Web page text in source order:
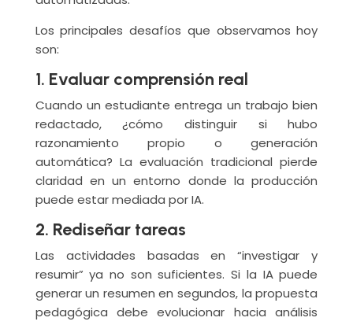
Los principales desafíos que observamos hoy
son:
1. Evaluar comprensión real
Cuando un estudiante entrega un trabajo bien
redactado, ¿cómo distinguir si hubo
razonamiento propio o generación
automática? La evaluación tradicional pierde
claridad en un entorno donde la producción
puede estar mediada por IA.
2. Rediseñar tareas
Las actividades basadas en “investigar y
resumir” ya no son suficientes. Si la IA puede
generar un resumen en segundos, la propuesta
pedagógica debe evolucionar hacia análisis